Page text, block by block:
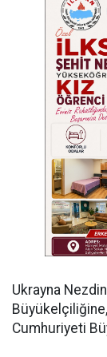
​Ukrayna
Cumhuriyeti